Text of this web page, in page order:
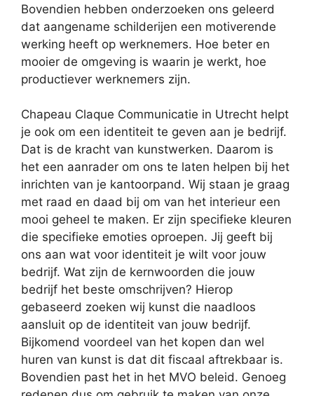
Bovendien hebben onderzoeken ons geleerd
dat aangename schilderijen een motiverende
werking heeft op werknemers. Hoe beter en
mooier de omgeving is waarin je werkt, hoe
productiever werknemers zijn.
Chapeau Claque Communicatie in Utrecht helpt
je ook om een identiteit te geven aan je bedrijf.
Dat is de kracht van kunstwerken. Daarom is
het een aanrader om ons te laten helpen bij het
inrichten van je kantoorpand. Wij staan je graag
met raad en daad bij om van het interieur een
mooi geheel te maken. Er zijn specifieke kleuren
die specifieke emoties oproepen. Jij geeft bij
ons aan wat voor identiteit je wilt voor jouw
bedrijf. Wat zijn de kernwoorden die jouw
bedrijf het beste omschrijven? Hierop
gebaseerd zoeken wij kunst die naadloos
aansluit op de identiteit van jouw bedrijf.
Bijkomend voordeel van het kopen dan wel
huren van kunst is dat dit fiscaal aftrekbaar is.
Bovendien past het in het MVO beleid. Genoeg